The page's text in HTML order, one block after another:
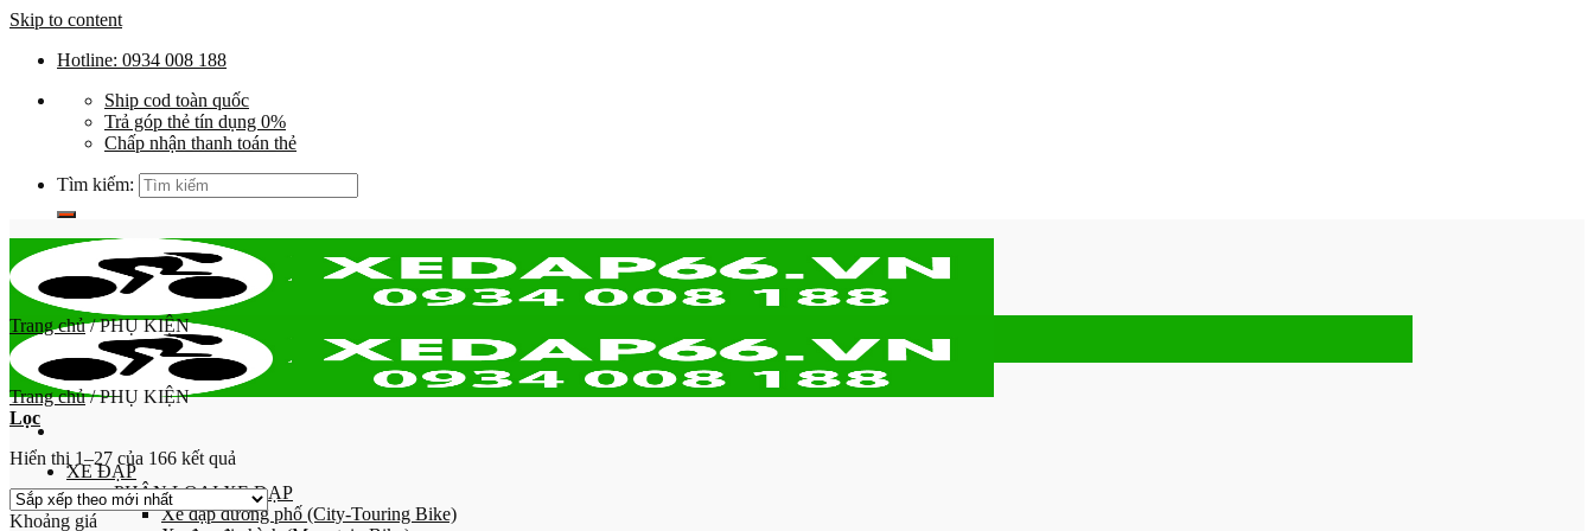
Skip to content
Hotline: 0934 008 188
Ship cod toàn quốc
Trả góp thẻ tín dụng 0%
Chấp nhận thanh toán thẻ
Tìm kiếm:
XE ĐẠP
PHÂN LOẠI XE ĐẠP
Xe đạp đường phố (City-Touring Bike)
Trang chủ /PHỤ KIỆN
Trang chủ /PHỤ KIỆN
Lọc
Hiển thị 1–27 của 166 kết quả
Khoảng giá